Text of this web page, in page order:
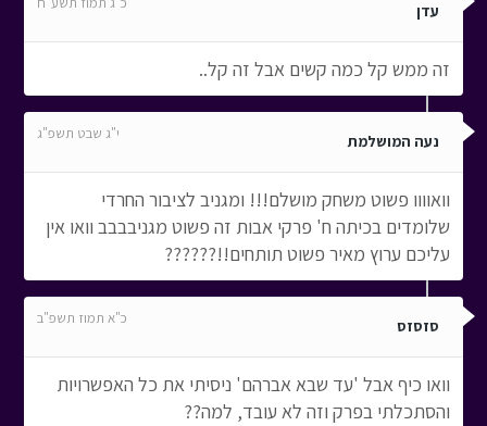
עדן
זה ממש קל כמה קשים אבל זה קל..
נעה המושלמת י"ג שבט תשפ"ג
וואוווו פשוט משחק מושלם!!! ומגניב לציבור החרדי
שלומדים בכיתה ח' פרקי אבות זה פשוט מגניבבבב וואו אין
עליכם ערוץ מאיר פשוט תותחים!!??????
סזסזס כ"א תמוז תשפ"ב
וואו כיף אבל 'עד שבא אברהם' ניסיתי את כל האפשרויות
והסתכלתי בפרק וזה לא עובד, למה??